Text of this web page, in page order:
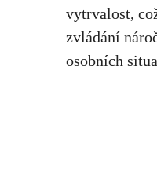
vytrvalost,
zvládání
osobních